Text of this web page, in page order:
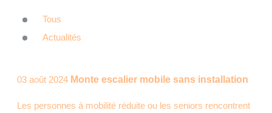
Tous
Actualités
03 août 2024 Monte escalier mobile sans installation
Les personnes à mobilité réduite ou les seniors rencontrent